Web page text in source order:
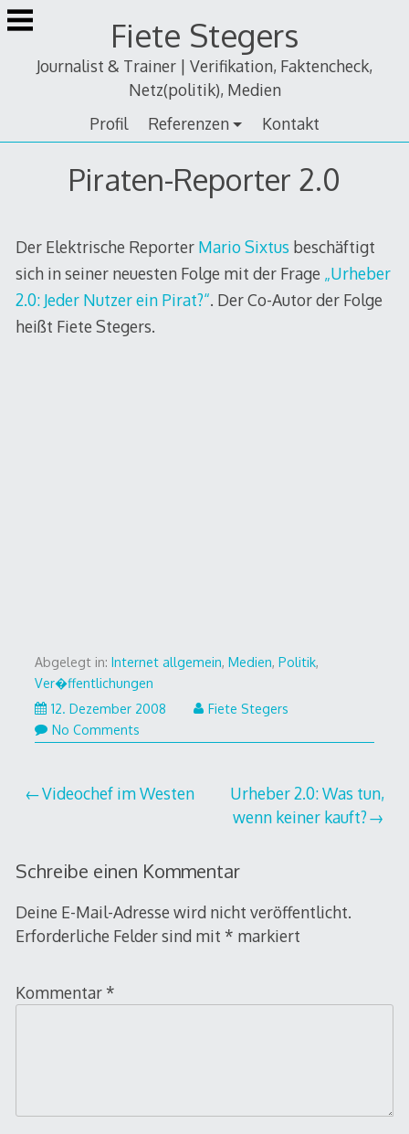
Zum
Inhalt
Fiete Stegers
Journalist & Trainer | Verifikation, Faktencheck,
Netz(politik), Medien
Profil
Referenzen Kontakt
Piraten-Reporter 2.0
Der Elektrische Reporter Mario Sixtus beschäftigt
sich in seiner neuesten Folge mit der Frage „Urheber
2.0: Jeder Nutzer ein Pirat?“. Der Co-Autor der Folge
heißt Fiete Stegers.
Abgelegt in: Internet allgemein, Medien, Politik,
Ver�ffentlichungen
12. Dezember 200812.
Fiete Stegers
No Comments
Beitragsnavigation
Videochef im Westen
Urheber 2.0: Was tun,
wenn keiner kauft?
Schreibe einen Kommentar
Deine E-Mail-Adresse wird nicht veröffentlicht.
Erforderliche Felder sind mit * markiert
Kommentar *